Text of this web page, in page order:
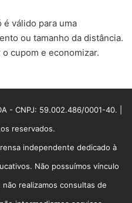
válido para uma
ou tamanho da distância.
cupom e economizar.
- CNPJ: 59.002.486/0001-40. |
reservados.
independente dedicado à
Não possuímos vínculo
realizamos consultas de